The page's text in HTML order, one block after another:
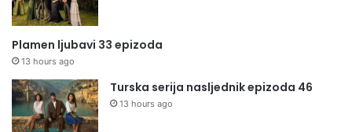
Plamen ljubavi 33 epizoda
13 hours ago
Turska serija nasljednik epizoda 46
13 hours ago